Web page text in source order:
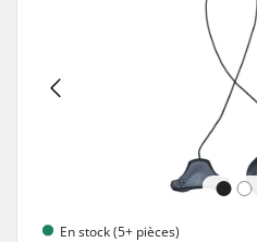
En stock (5+ pièces)